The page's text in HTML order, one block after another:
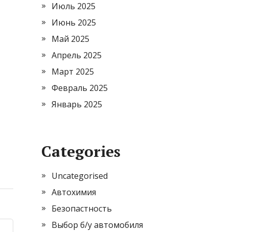
Июль 2025
Июнь 2025
Май 2025
Апрель 2025
Март 2025
Февраль 2025
Январь 2025
Categories
Uncategorised
Автохимия
Безопастность
Выбор б/у автомобиля